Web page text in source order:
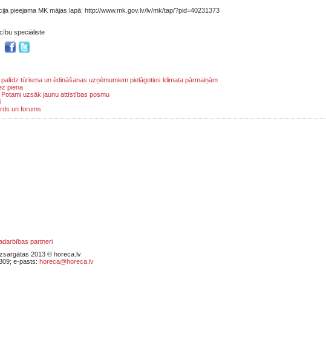
pieejama MK mājas lapā: http://www.mk.gov.lv/lv/mk/tap/?pid=40231373
speciāliste
tūrisma un ēdināšanas uzņēmumiem pielāgoties klimata pārmaiņām
piena
uzsāk jaunu attīstības posmu
un forums
partneri
2013 © horeca.lv
e-pasts: horeca@horeca.lv